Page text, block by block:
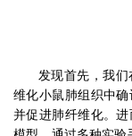
发现首先，我
维化小鼠肺组织中
并促进肺纤维化。